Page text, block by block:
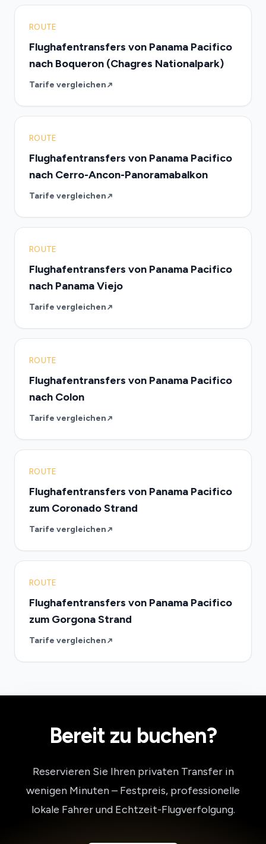
ROUTE
Flughafentransfers von Panama Pacifico
nach Boqueron (Chagres Nationalpark)
Tarife vergleichen
ROUTE
Flughafentransfers von Panama Pacifico
nach Cerro-Ancon-Panoramabalkon
Tarife vergleichen
ROUTE
Flughafentransfers von Panama Pacifico
nach Panama Viejo
Tarife vergleichen
ROUTE
Flughafentransfers von Panama Pacifico
nach Colon
Tarife vergleichen
ROUTE
Flughafentransfers von Panama Pacifico
zum Coronado Strand
Tarife vergleichen
ROUTE
Flughafentransfers von Panama Pacifico
zum Gorgona Strand
Tarife vergleichen
Bereit zu buchen?
Reservieren Sie Ihren privaten Transfer in
wenigen Minuten – Festpreis, professionelle
lokale Fahrer und Echtzeit-Flugverfolgung.